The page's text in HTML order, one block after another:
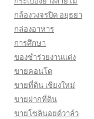
กล้องวงจรปิด อยุธยา
กล่องอาหาร
การศึกษา
ของชำร่วยงานแต่ง
ขายคอนโด
ขายที่ดิน เชียงใหม่
ขายฝากที่ดิน
ขายโซลินอยด์วาล์ว